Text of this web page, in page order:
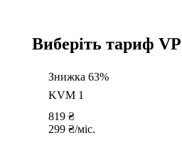
Виберіть тариф
Знижка 63%
KVM 1
819 ₴
299 ₴/міс.